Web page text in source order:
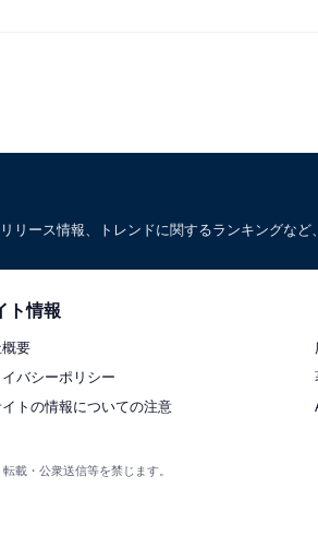
ース情報、トレンドに関するランキングなど
ト情報
要
バシーポリシー
イトの情報についての注意
載・公衆送信等を禁じます。